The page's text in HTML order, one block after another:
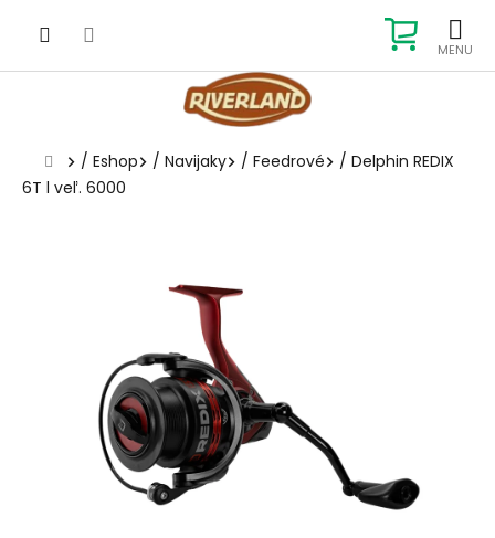
KOŠÍK
Domov
/ Eshop / Navijaky / Feedrové / Delphin REDIX
6T l veľ. 6000